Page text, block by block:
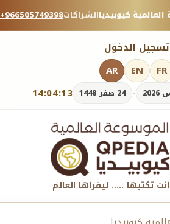
+966505749398الشراكات
تسجيل الدخول
14:04:15 - 24 صفر 1448
AR EN FR
أنت تكتبها ..... ليقرأها العالم